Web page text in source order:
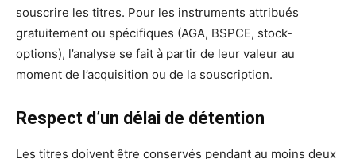
souscrire les titres. Pour les instruments attribués
gratuitement ou spécifiques (AGA, BSPCE, stock-
options), l’analyse se fait à partir de leur valeur au
moment de l’acquisition ou de la souscription.
Respect d’un délai de détention
Les titres doivent être conservés pendant au moins deux